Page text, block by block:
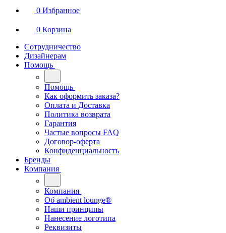
0 Избранное
0 Корзина
Сотрудничество
Дизайнерам
Помощь
Помощь
Как оформить заказа?
Оплата и Доставка
Политика возврата
Гарантия
Частые вопросы FAQ
Договор-оферта
Конфиденциальность
Бренды
Компания
Компания
Oб ambient lounge®
Наши принципы
Нанесение логотипа
Реквизиты